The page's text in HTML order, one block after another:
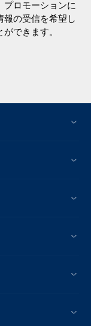
プロモーションに
報の受信を希望し
できます。